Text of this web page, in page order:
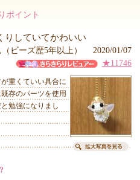
ポイント
りしていてかわいい
（ビーズ歴5年以上） 2020/01/07
★11746
重くていい具合に
存のパーツを使用
勉強になりまし